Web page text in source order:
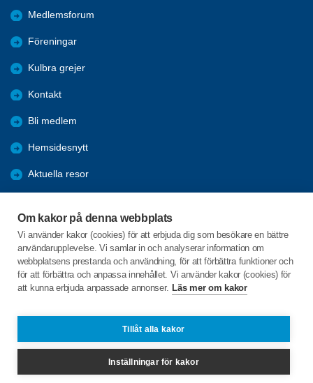
Om kakor på denna webbplats
Vi använder kakor (cookies) för att erbjuda dig som besökare en bättre
användarupplevelse. Vi samlar in och analyserar information om
webbplatsens prestanda och användning, för att förbättra funktioner och
för att förbättra och anpassa innehållet. Vi använder kakor (cookies) för
att kunna erbjuda anpassade annonser. Läs mer om kakor
Tillåt alla kakor
Inställningar för kakor
Medlemsforum
Föreningar
Kulbra grejer
Kontakt
Bli medlem
Hemsidesnytt
Aktuella resor
Trygghetsringning
Gårdsrådet
C/o:Skeppsgården
spfhabo.medlemsregistret@spant.se